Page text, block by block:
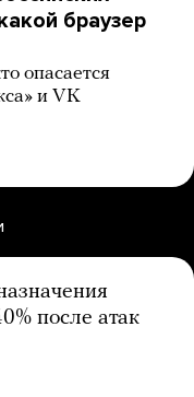
браузер
опасается
и VK
после атак